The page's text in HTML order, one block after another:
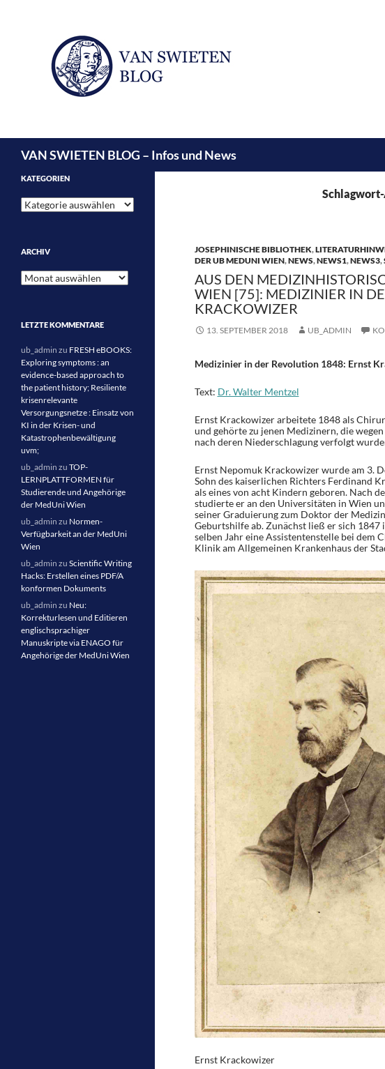
VAN SWIETEN BLOG – Infos und News
JOSEPHINISCHE BIBLIOTHEK,
DER UB MEDUNI WIEN,NEWS,NEWS1,NEWS3,
AUS DEN
WIEN [75]: MEDIZINIER IN
KRACKOWIZER
13. SEPTEMBER 2018 UB_ADMIN
Medizinier in der Revolution 1848: Ernst
Text: Dr. Walter Mentzel
Ernst Krackowizer arbeitete 1848 als
und gehörte zu jenen Medizinern, die
nach deren Niederschlagung verfolgt
Ernst Nepomuk Krackowizer wurde am 3.
Sohn des kaiserlichen Richters Ferdinand
als eines von acht Kindern geboren. Nach
studierte er an den Universitäten in Wien
seiner Graduierung zum Doktor der
Geburtshilfe ab. Zunächst ließ er sich 1847
selben Jahr eine Assistentenstelle bei dem
Klinik am Allgemeinen Krankenhaus der
Ernst Krackowizer
KATEGORIEN
Kategorien
ARCHIV
Archiv
LETZTE KOMMENTARE
ub_admin zu FRESH eBOOKS:
Exploring symptoms : an
evidence-based approach to
the patient history; Resiliente
krisenrelevante
Versorgungsnetze : Einsatz von
KI in der Krisen- und
Katastrophenbewältigung
uvm;
ub_admin zu TOP-
LERNPLATTFORMEN für
Studierende und Angehörige
der MedUni Wien
ub_admin zu Normen-
Verfügbarkeit an der MedUni
Wien
ub_admin zu Scientific Writing
Hacks: Erstellen eines PDF/A
konformen Dokuments
ub_admin zu Neu:
Korrekturlesen und Editieren
englischsprachiger
Manuskripte via ENAGO für
Angehörige der MedUni Wien